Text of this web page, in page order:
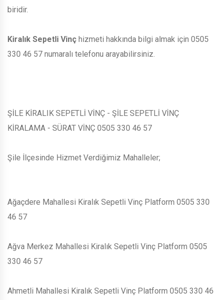
biridir.
Kiralık Sepetli Vinç hizmeti hakkında bilgi almak için 0505
330 46 57 numaralı telefonu arayabilirsiniz.
ŞİLE KİRALIK SEPETLİ VİNÇ - ŞİLE SEPETLİ VİNÇ
KİRALAMA - SÜRAT VİNÇ 0505 330 46 57
Şile İlçesinde Hizmet Verdiğimiz Mahalleler;
Ağaçdere Mahallesi Kiralık Sepetli Vinç Platform 0505 330
46 57
Ağva Merkez Mahallesi Kiralık Sepetli Vinç Platform 0505
330 46 57
Ahmetli Mahallesi Kiralık Sepetli Vinç Platform 0505 330 46